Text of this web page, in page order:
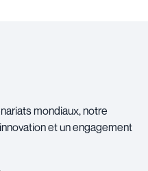
mondiaux, notre
et un engagement